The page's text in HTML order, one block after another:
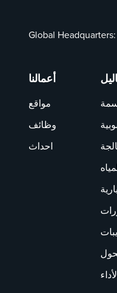
Global Headquarters:
أعمالنا
مواقع
وظائف
احداث